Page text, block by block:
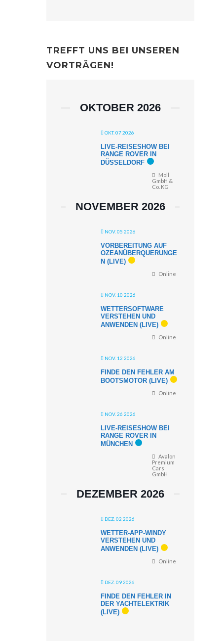
TREFFT UNS BEI UNSEREN
VORTRÄGEN!
OKTOBER 2026
OKT. 07 2026
LIVE-REISESHOW BEI
RANGE ROVER IN
DÜSSELDORF
Moll
GmbH &
Co. KG
NOVEMBER 2026
NOV. 05 2026
VORBEREITUNG AUF
OZEANÜBERQUERUNGE
N (LIVE)
Online
NOV. 10 2026
WETTERSOFTWARE
VERSTEHEN UND
ANWENDEN (LIVE)
Online
NOV. 12 2026
FINDE DEN FEHLER AM
BOOTSMOTOR (LIVE)
Online
NOV. 26 2026
LIVE-REISESHOW BEI
RANGE ROVER IN
MÜNCHEN
Avalon
Premium
Cars
GmbH
DEZEMBER 2026
DEZ. 02 2026
WETTER-APP-WINDY
VERSTEHEN UND
ANWENDEN (LIVE)
Online
DEZ. 09 2026
FINDE DEN FEHLER IN
DER YACHTELEKTRIK
(LIVE)